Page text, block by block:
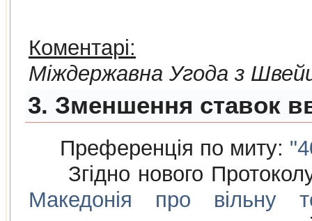
Коментарі:
Мiждержавна Угода з
3. Зменшення ставок
Преференція по миту:
Згідно нового
Македонія про вільну